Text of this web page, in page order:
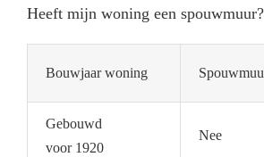
Heeft mijn woning een spouwmuur?
Bouwjaar woning
Gebouwd
voor 1920
Nee